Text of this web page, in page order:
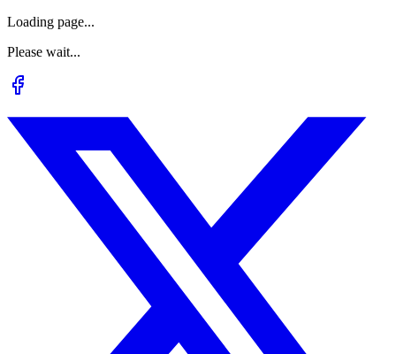
Loading page...
Please wait...